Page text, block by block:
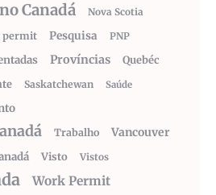
Canadá Nova Scotia
permit Pesquisa PNP
Províncias
Quebéc
Saskatchewan Saúde
Trabalho Vancouver
Visto Vistos
Work Permit